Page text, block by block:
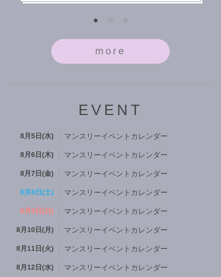
◆ ◇ ◇
more
EVENT
8月5日(水) マンスリーイベントカレンダー
8月6日(木) マンスリーイベントカレンダー
8月7日(金) マンスリーイベントカレンダー
8月8日(土) マンスリーイベントカレンダー
8月9日(日) マンスリーイベントカレンダー
8月10日(月) マンスリーイベントカレンダー
8月11日(火) マンスリーイベントカレンダー
8月12日(水) マンスリーイベントカレンダー